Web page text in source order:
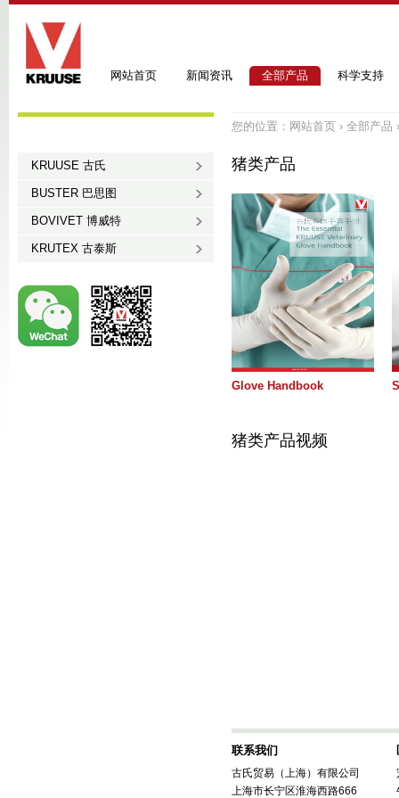
网站首页 新闻资讯 全部产品 科学支持
KRUUSE 古氏
BUSTER 巴思图
BOVIVET 博威特
KRUTEX 古泰斯
您的位置： 网站首页 › 全部产品
猪类产品
Glove Handbook
猪类产品视频
联系我们
古氏贸易（上海）有限公司
上海市长宁区淮海西路666